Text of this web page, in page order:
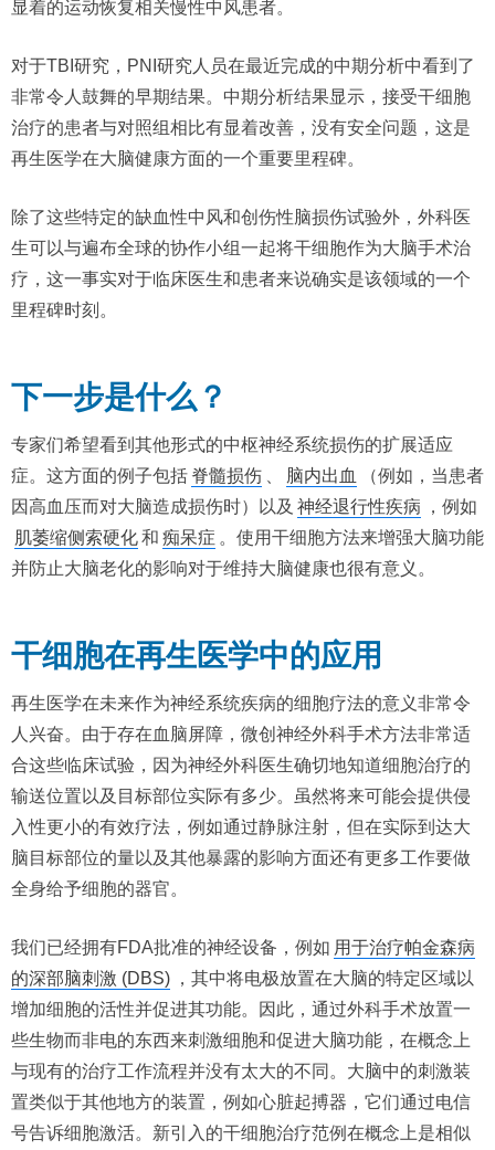
显着的运动恢复相关慢性中风患者。
对于TBI研究，PNI研究人员在最近完成的中期分析中看到了
非常令人鼓舞的早期结果。中期分析结果显示，接受干细胞
治疗的患者与对照组相比有显着改善，没有安全问题，这是
再生医学在大脑健康方面的一个重要里程碑。
除了这些特定的缺血性中风和创伤性脑损伤试验外，外科医
生可以与遍布全球的协作小组一起将干细胞作为大脑手术治
疗，这一事实对于临床医生和患者来说确实是该领域的一个
里程碑时刻。
下一步是什么？
专家们希望看到其他形式的中枢神经系统损伤的扩展适应
症。这方面的例子包括 脊髓损伤 脑内出血
（例如，当患者
因高血压而对大脑造成损伤时）以及 神经退行性疾病
，例如
肌萎缩侧索硬化和 痴呆症 。使用干细胞方法来增强大脑功能
并防止大脑老化的影响对于维持大脑健康也很有意义。
干细胞在再生医学中的应用
再生医学在未来作为神经系统疾病的细胞疗法的意义非常令
人兴奋。由于存在血脑屏障，微创神经外科手术方法非常适
合这些临床试验，因为神经外科医生确切地知道细胞治疗的
输送位置以及目标部位实际有多少。虽然将来可能会提供侵
入性更小的有效疗法，例如通过静脉注射，但在实际到达大
脑目标部位的量以及其他暴露的影响方面还有更多工作要做
全身给予细胞的器官。
我们已经拥有FDA批准的神经设备，例如 用于治疗帕金森病
的深部脑刺激 (DBS) ，其中将电极放置在大脑的特定区域以
增加细胞的活性并促进其功能。因此，通过外科手术放置一
些生物而非电的东西来刺激细胞和促进大脑功能，在概念上
与现有的治疗工作流程并没有太大的不同。大脑中的刺激装
置类似于其他地方的装置，例如心脏起搏器，它们通过电信
号告诉细胞激活。新引入的干细胞治疗范例在概念上是相似